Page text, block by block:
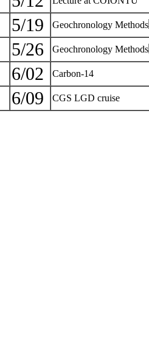
5/19 Geochronology
5/26 Geochronology
6/02 Carbon-14
6/09 CGS LGD cruise